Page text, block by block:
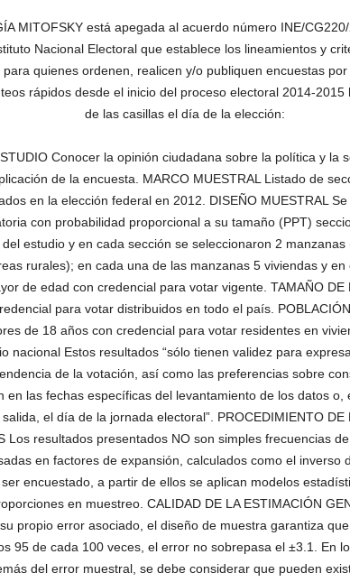
MITOFSKY está apegada al acuerdo número INE/
Nacional Electoral que establece los lineamientos y
quienes ordenen, realicen y/o publiquen encuestas
rápidos desde el inicio del proceso electoral 2014-2015
de las casillas el día de la elección:
Conocer la opinión ciudadana sobre la política y la
de la encuesta. MARCO MUESTRAL Listado de
en la elección federal en 2012. DISEÑO MUESTRAL
con probabilidad proporcional a su tamaño (PPT)
estudio y en cada sección se seleccionaron 2
rurales); en cada una de las manzanas 5 viviendas y en
de edad con credencial para votar vigente. TAMAÑO DE
para votar distribuidos en todo el país.
de 18 años con credencial para votar residentes en
nacional Estos resultados “sólo tienen validez para
de la votación, así como las preferencias sobre
en las fechas específicas del levantamiento de los datos o,
el día de la jornada electoral”. PROCEDIMIENTO DE
Los resultados presentados NO son simples frecuencias
en factores de expansión, calculados como el inverso
encuestado, a partir de ellos se aplican modelos
en muestreo. CALIDAD DE LA ESTIMACIÓN
propio error asociado, el diseño de muestra garantiza
95 de cada 100 veces, el error no sobrepasa el ±3.1. En
del error muestral, se debe considerar que pueden